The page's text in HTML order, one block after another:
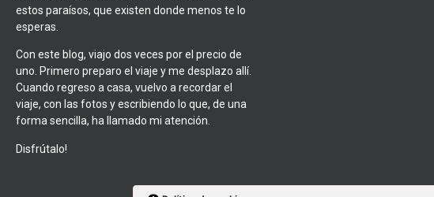
estos paraísos, que existen donde menos te lo
esperas.
Con este blog, viajo dos veces por el precio de
uno. Primero preparo el viaje y me desplazo allí.
Cuando regreso a casa, vuelvo a recordar el
viaje, con las fotos y escribiendo lo que, de una
forma sencilla, ha llamado mi atención.
Disfrútalo!